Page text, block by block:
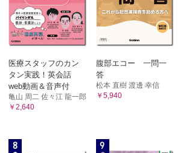
医療スタッフのカン
タン実践！英会話
web動画＆音声付
亀山 周二 佐々江 龍一郎
￥2,640
腹部エコー 一問一
答
松本 直樹 渡邊 幸信
￥5,940
8 9